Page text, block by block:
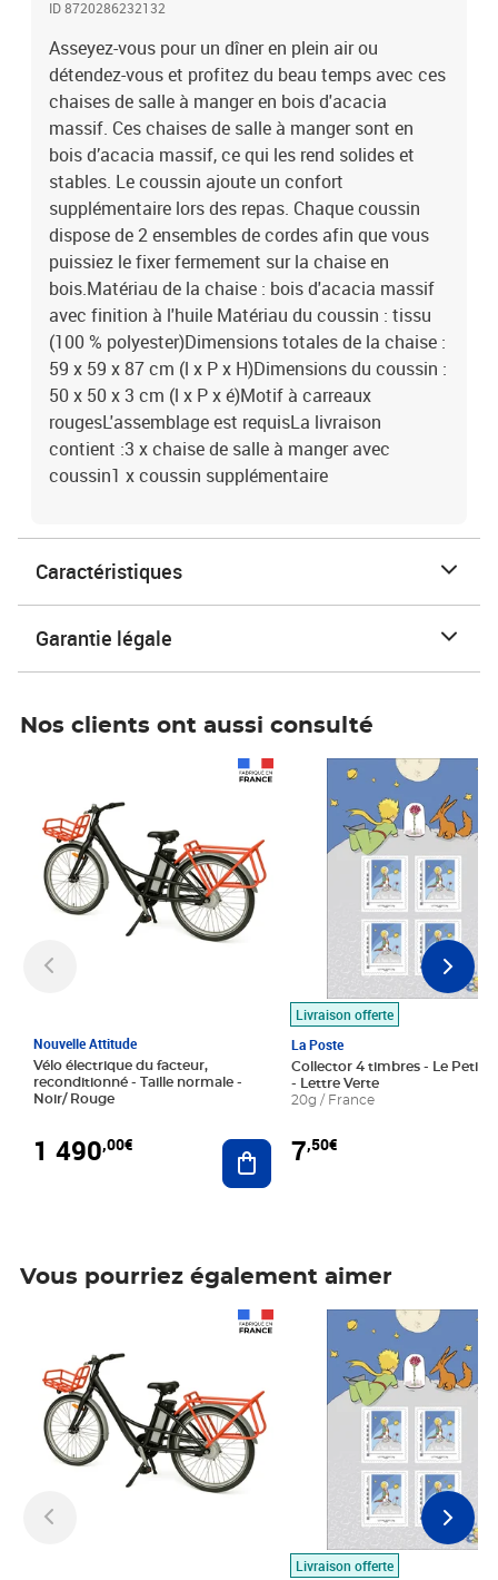
ID 8720286232132
Asseyez-vous pour un dîner en plein air ou
détendez-vous et profitez du beau temps avec ces
chaises de salle à manger en bois d'acacia
massif. Ces chaises de salle à manger sont en
bois d’acacia massif, ce qui les rend solides et
stables. Le coussin ajoute un confort
supplémentaire lors des repas. Chaque coussin
dispose de 2 ensembles de cordes afin que vous
puissiez le fixer fermement sur la chaise en
bois.Matériau de la chaise : bois d'acacia massif
avec finition à l'huile Matériau du coussin : tissu
(100 % polyester)Dimensions totales de la chaise :
59 x 59 x 87 cm (l x P x H)Dimensions du coussin :
50 x 50 x 3 cm (l x P x é)Motif à carreaux
rougesL'assemblage est requisLa livraison
contient :3 x chaise de salle à manger avec
coussin1 x coussin supplémentaire
Caractéristiques
Garantie légale
Nos clients ont aussi consulté
Nouvelle Attitude
Vélo électrique du facteur,
reconditionné - Taille normale -
Noir/ Rouge
1 490,00€ Ajouter au panier
Livraison offerte
La Poste
Collector 4 timbres - Le Petit
- Lettre Verte
20g / France
7,50€
Prix 7,50€
Vous pourriez également aimer
Livraison offerte
Prix 7,50€